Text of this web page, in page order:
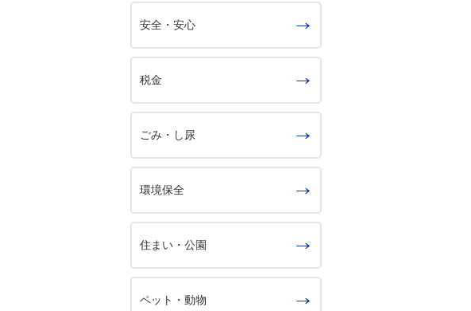
安全・安心
税金
ごみ・し尿
環境保全
住まい・公園
ペット・動物